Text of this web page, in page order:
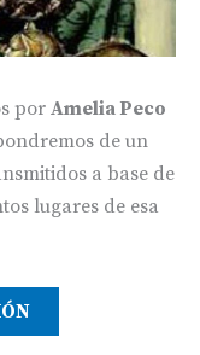
por Amelia Peco
de un
a base de
lugares de esa